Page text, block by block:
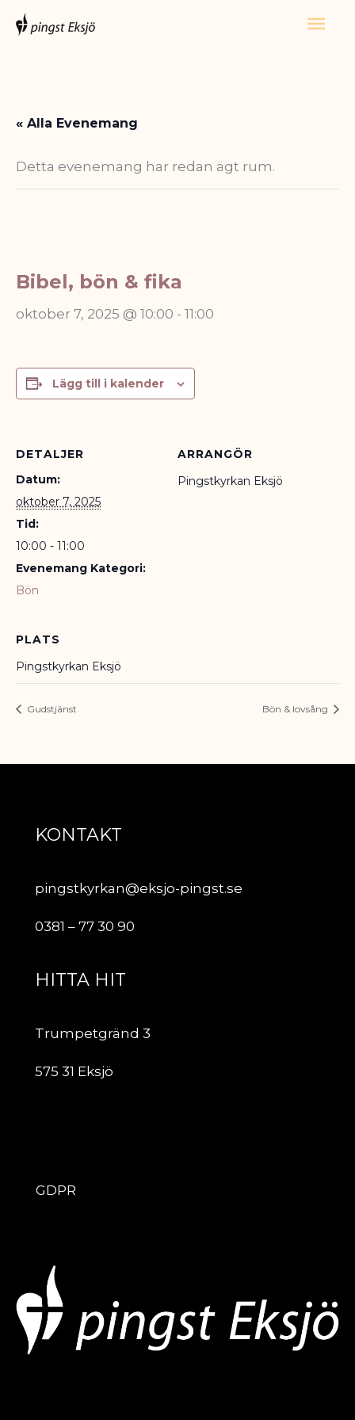
Hoppa
« Alla Evenemang
Detta evenemang har redan ägt rum.
Bibel, bön & fika
oktober 7, 2025 @ 10:00 - 11:00
Lägg till i kalender
DETALJER
Datum:
oktober 7, 2025
Tid:
10:00 - 11:00
Evenemang Kategori:
Bön
ARRANGÖR
Pingstkyrkan Eksjö
PLATS
Pingstkyrkan Eksjö
Gudstjänst Bön & lovsång
KONTAKT
pingstkyrkan@eksjo-pingst.se
0381 – 77 30 90
HITTA HIT
Trumpetgränd 3
575 31 Eksjö
GDPR